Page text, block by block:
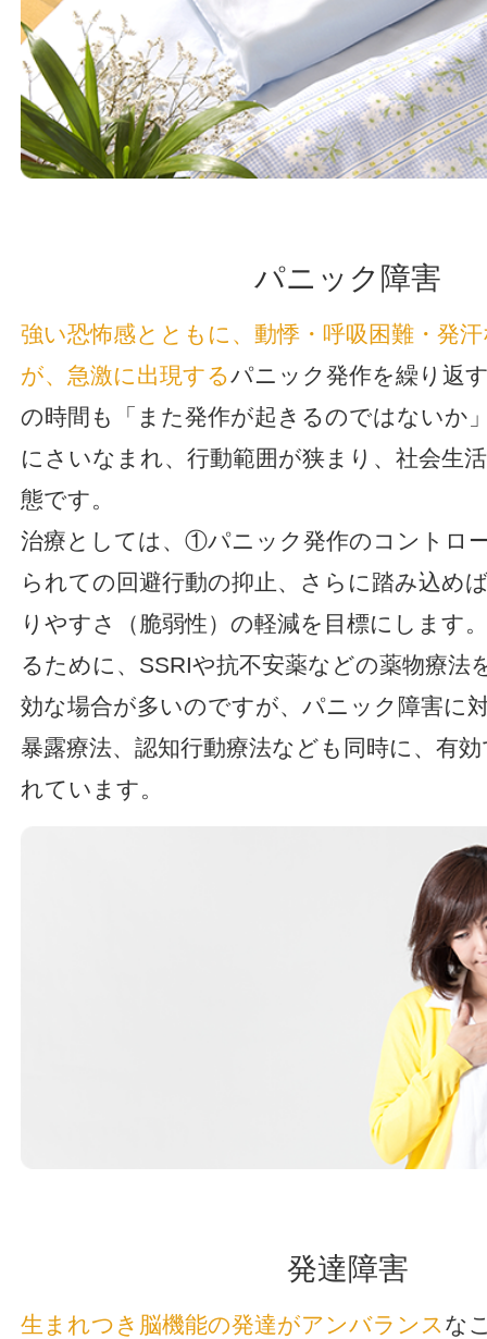
パニック障害
強い恐怖感とともに、動悸・呼吸困難・発
が、急激に出現するパニック発作を繰り返
の時間も「また発作が起きるのではないか
にさいなまれ、行動範囲が狭まり、社会生
態です。
治療としては、①パニック発作のコントロ
られての回避行動の抑止、さらに踏み込め
りやすさ（脆弱性）の軽減を目標にします
るために、SSRIや抗不安薬などの薬物療法
効な場合が多いのですが、パニック障害に
暴露療法、認知行動療法なども同時に、有
れています。
発達障害
生まれつき脳機能の発達がアンバランス な